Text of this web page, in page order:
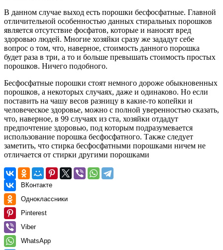
В данном случае выход есть порошки бесфосфатные. Главной
отличительной особенностью данных стиральных порошков
является отсутствие фосфатов, которые и наносят вред
здоровью людей. Многие хозяйки сразу же зададут себе
вопрос о том, что, наверное, стоимость данного порошка
будет раза в три, а то и больше превышать стоимость простых
порошков. Ничего подобного.
Бесфосфатные порошки стоят немного дороже обыкновенных
порошков, а некоторых случаях, даже и одинаково. Но если
поставить на чашу весов разницу в какие-то копейки и
человеческое здоровье, можно с полной уверенностью сказать,
что, наверное, в 99 случаях из ста, хозяйки отдадут
предпочтение здоровью, под которым подразумевается
использование порошка бесфосфатного. Также следует
заметить, что стирка бесфосфатными порошками ничем не
отличается от стирки другими порошками
ВКонтакте
Одноклассники
Pinterest
Viber
WhatsApp